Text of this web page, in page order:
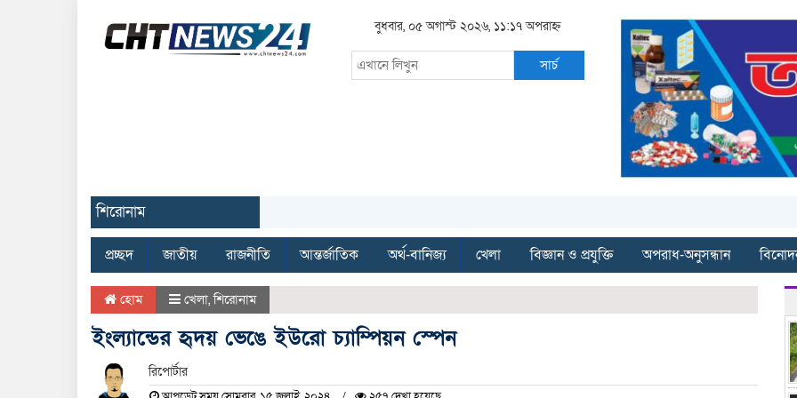
বুধবার, ০৫ অগাস্ট ২০২৬, ১১:১৭ অপরাহ্ন
সার্চ
শিরোনাম
প্রচ্ছদ জাতীয় রাজনীতি আন্তর্জাতিক অর্থ-বানিজ্য খেলা বিজ্ঞান ও প্রযুক্তি অপরাধ-অনুসন্ধান
হোম খেলা,শিরোনাম
ইংল্যান্ডের হৃদয় ভেঙে ইউরো চ্যাম্পিয়ন স্পেন
রিপোর্টার